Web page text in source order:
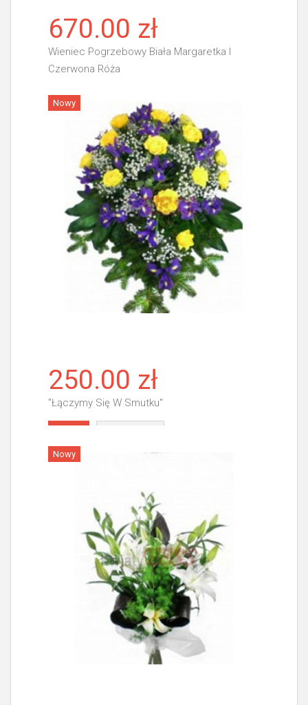
670.00 zł
Wieniec Pogrzebowy Biała Margaretka I
Czerwona Róża
Więcej
Nowy
250.00 zł
"Łączymy Się W Smutku"
Nowy